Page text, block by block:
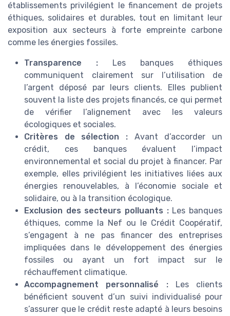
établissements privilégient le financement de projets
éthiques, solidaires et durables, tout en limitant leur
exposition aux secteurs à forte empreinte carbone
comme les énergies fossiles.
Transparence : Les banques éthiques
communiquent clairement sur l’utilisation de
l’argent déposé par leurs clients. Elles publient
souvent la liste des projets financés, ce qui permet
de vérifier l’alignement avec les valeurs
écologiques et sociales.
Critères de sélection : Avant d’accorder un
crédit, ces banques évaluent l’impact
environnemental et social du projet à financer. Par
exemple, elles privilégient les initiatives liées aux
énergies renouvelables, à l’économie sociale et
solidaire, ou à la transition écologique.
Exclusion des secteurs polluants :Les banques
éthiques, comme la Nef ou le Crédit Coopératif,
s’engagent à ne pas financer des entreprises
impliquées dans le développement des énergies
fossiles ou ayant un fort impact sur le
réchauffement climatique.
Accompagnement personnalisé :Les clients
bénéficient souvent d’un suivi individualisé pour
s’assurer que le crédit reste adapté à leurs besoins